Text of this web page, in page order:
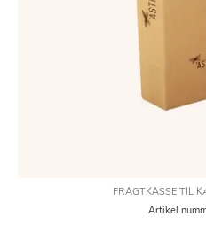
FRAGTKASSE TIL
Artikel